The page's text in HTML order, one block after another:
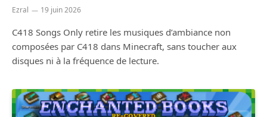
Ezral 19 juin 2026
C418 Songs Only retire les musiques d’ambiance non
composées par C418 dans Minecraft, sans toucher aux
disques ni à la fréquence de lecture.